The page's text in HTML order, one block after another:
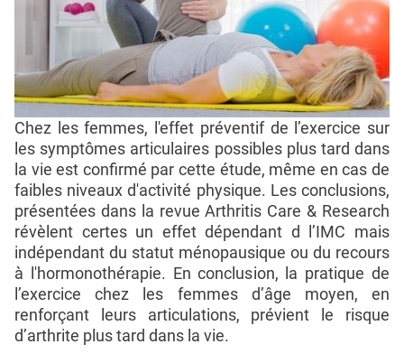
Chez les femmes, l'effet préventif de l’exercice sur
les symptômes articulaires possibles plus tard dans
la vie est confirmé par cette étude, même en cas de
faibles niveaux d'activité physique. Les conclusions,
présentées dans la revue Arthritis Care & Research
révèlent certes un effet dépendant d l’IMC mais
indépendant du statut ménopausique ou du recours
à l'hormonothérapie. En conclusion, la pratique de
l’exercice chez les femmes d’âge moyen, en
renforçant leurs articulations, prévient le risque
d’arthrite plus tard dans la vie.